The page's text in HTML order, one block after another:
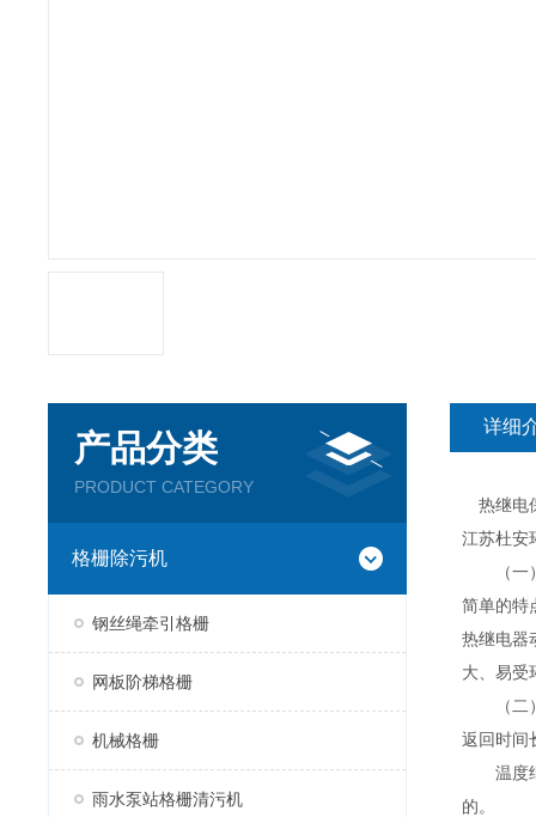
产品分类
PRODUCT CATEGORY
格栅除污机
钢丝绳牵引格栅
网板阶梯格栅
机械格栅
雨水泵站格栅清污机
详细
热继电
江苏杜安
（一）
简单的特
热继电器
大、易受
（二
返回时间
温度继
的。